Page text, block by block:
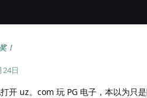
！
24日
开 uz。com 玩 PG 电子，本以为只